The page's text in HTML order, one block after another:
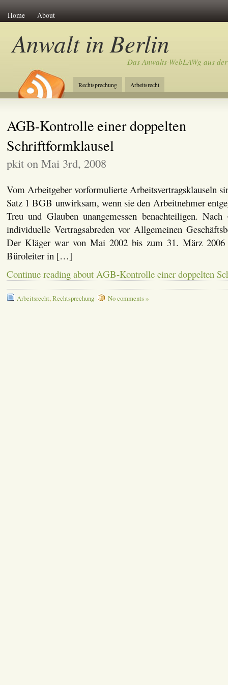
Home About
Anwalt in Berlin
Das Anwalts-WebLAWg aus
Rechtsprechung Arbeitsrecht
AGB-Kontrolle einer doppelten
Schriftformklausel
pkit on Mai 3rd, 2008
Vom Arbeitgeber vorformulierte Arbeitsvertragsklauseln
Satz 1 BGB unwirksam, wenn sie den Arbeitnehmer
Treu und Glauben unangemessen benachteiligen.
individuelle Vertragsabreden vor Allgemeinen
Der Kläger war von Mai 2002 bis zum 31. März
Büroleiter in […]
Continue reading about AGB-Kontrolle einer doppelten
Arbeitsrecht,Rechtsprechung No comments »